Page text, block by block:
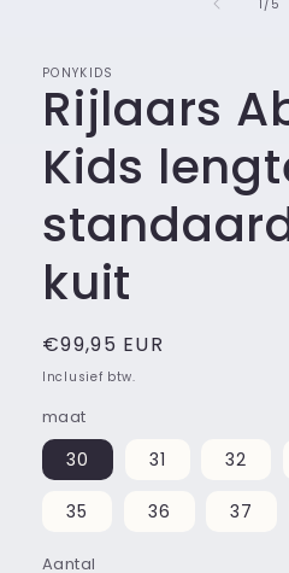
1 / 5
PONYKIDS
Rijlaars
Kids
kuit
Normale
prijs
€99,95 EUR
Inclusief btw.
maat
30 31 32
35 36 37
Aantal